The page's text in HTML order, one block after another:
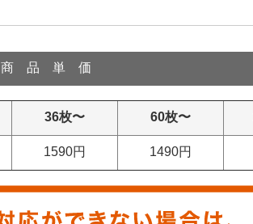
商 品 単 価
36枚〜 60枚〜
1590円 1490円